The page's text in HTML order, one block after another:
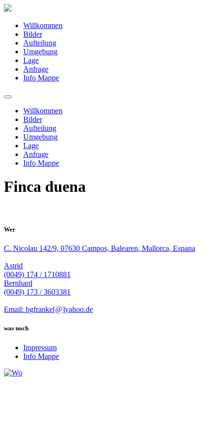
Willkommen
Bilder
Aufteilung
Umgebung
Lage
Anfrage
Info Mappe
Willkommen
Bilder
Aufteilung
Umgebung
Lage
Anfrage
Info Mappe
Finca duena
Wer
C. Nicolau 142/9, 07630 Campos, Balearen, Mallorca, Espana
Astrid
(0049) 174 / 1710881
Bernhard
(0049) 173 / 3603381
Email: bgfranke[@]yahoo.de
was noch
Impressum
Info Mappe